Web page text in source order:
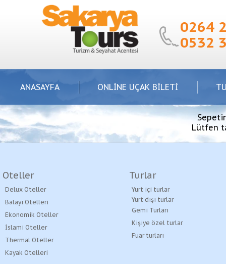
0264
0532
ANASAYFA ONLİNE UÇAK BİLETİ
Lütfen
Oteller
Delux Oteller
Balayı Otelleri
Ekonomik Oteller
İslami Oteller
Thermal Oteller
Kayak Otelleri
Turlar
Yurt içi turlar
Yurt dışı turlar
Gemi Turları
Kişiye özel turlar
Fuar turları